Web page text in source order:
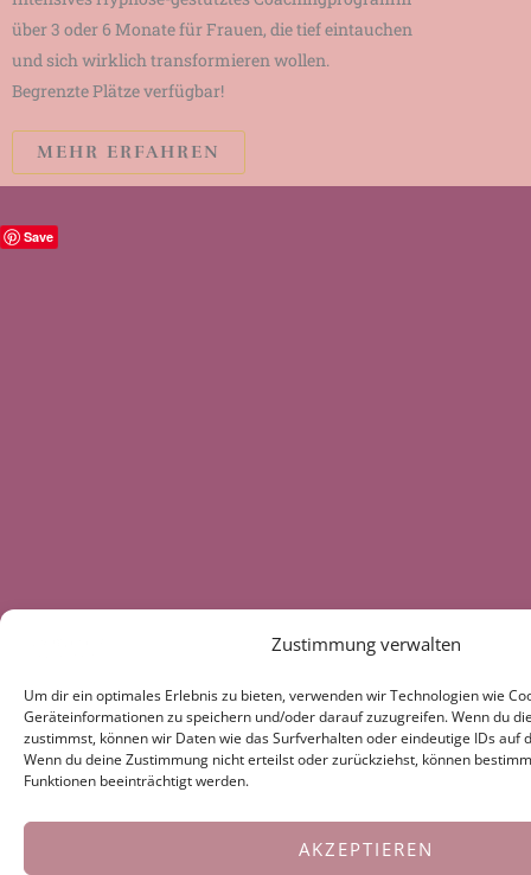
Zustimmung verwalten
Um dir ein optimales Erlebnis zu bieten, verwenden wir Technologien wie
Geräteinformationen zu speichern und/oder darauf zuzugreifen. Wenn du
zustimmst, können wir Daten wie das Surfverhalten oder eindeutige IDs auf
Wenn du deine Zustimmung nicht erteilst oder zurückziehst, können
Funktionen beeinträchtigt werden.
AKZEPTIEREN
über 3 oder 6 Monate für Frauen, die tief eintauchen
und sich wirklich transformieren wollen.
Begrenzte Plätze verfügbar!
MEHR ERFAHREN
Save